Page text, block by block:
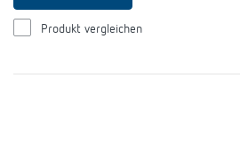
Produkt vergleichen